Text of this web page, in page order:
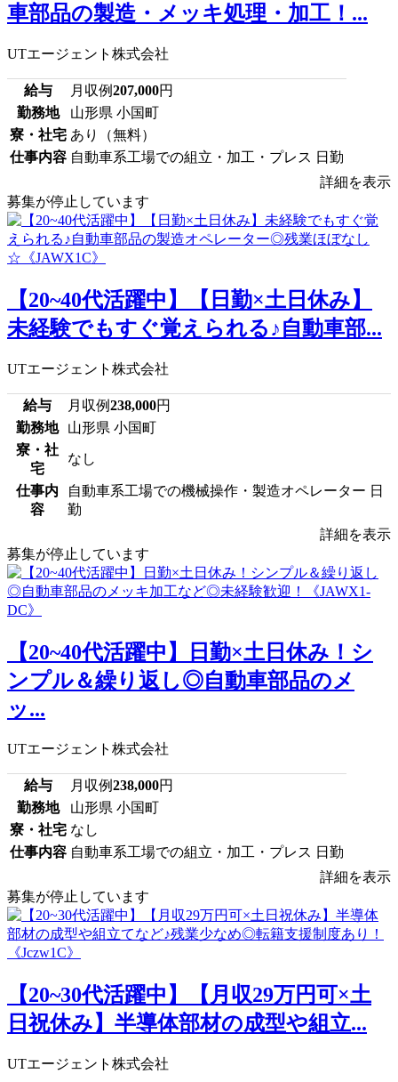
車部品の製造・メッキ処理・加工！...
UTエージェント株式会社
給与 月収例207,000円
勤務地
山形県 小国町
寮・社宅 あり（無料）
仕事内容 自動車系工場での組立・加工・プレス 日勤
詳細を表示
募集が停止しています
【20~40代活躍中】【日勤×土日休み】
未経験でもすぐ覚えられる♪自動車部...
UTエージェント株式会社
給与 月収例238,000円
勤務地
山形県 小国町
寮・社
宅
なし
仕事内
容
自動車系工場での機械操作・製造オペレーター 日
勤
詳細を表示
募集が停止しています
【20~40代活躍中】日勤×土日休み！シ
ンプル＆繰り返し◎自動車部品のメ
ッ...
UTエージェント株式会社
給与 月収例238,000円
勤務地
山形県 小国町
寮・社宅 なし
仕事内容 自動車系工場での組立・加工・プレス 日勤
詳細を表示
募集が停止しています
【20~30代活躍中】【月収29万円可×土
日祝休み】半導体部材の成型や組立...
UTエージェント株式会社